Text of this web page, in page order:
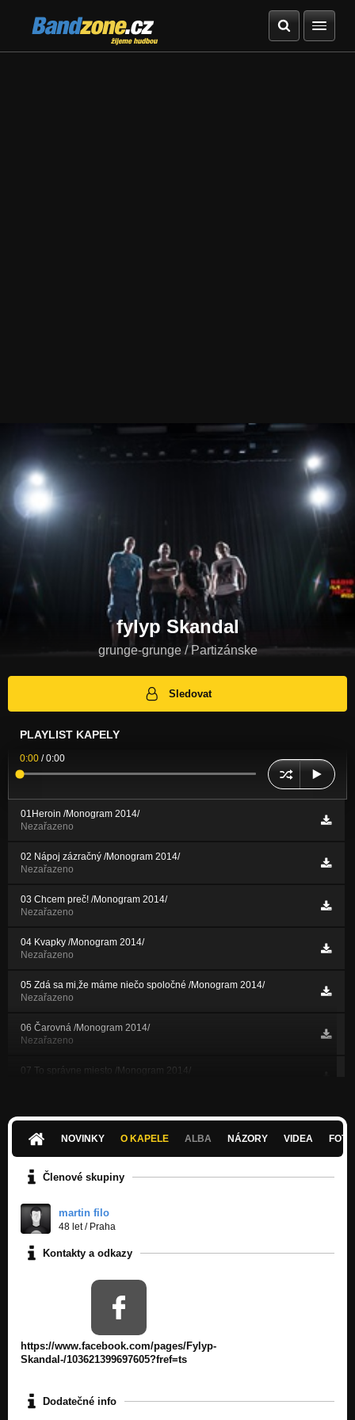
Bandzone.cz
žijeme hudbou
fylyp Skandal
grunge-grunge / Partizánske
Sledovat
PLAYLIST KAPELY
0:00 /0:00
01Heroin /Monogram 2014/
Nezařazeno
02 Nápoj zázračný /Monogram 2014/
Nezařazeno
03 Chcem preč! /Monogram 2014/
Nezařazeno
04 Kvapky /Monogram 2014/
Nezařazeno
05 Zdá sa mi,že máme niečo spoločné /Monogram 2014/
Nezařazeno
06 Čarovná /Monogram 2014/
Nezařazeno
07 To správne miesto /Monogram 2014/
09 Tak akurát /Monogram 2014/
Nezařazeno
Nezařazeno
Nezařazeno
12 Nepokojné myšlienky /Monogram 2014/
13 Lesný duch /Monogram 2014/
Nezařazeno
Pod Vodou /Demo-Dilema -2002/
NOVINKY O KAPELE ALBA NÁZORY VIDEA
Členové skupiny
martin filo
48 let/ Praha
Kontakty a odkazy
https://www.facebook.com/pages/Fylyp-
Skandal-/103621399697605?fref=ts
Dodatečné info